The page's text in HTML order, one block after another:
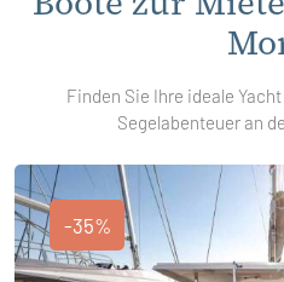
Finden Sie Ihre ideale
Segelabenteuer an
-35%